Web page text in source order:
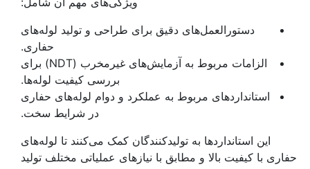
دستورالعمل‌های دقیق برای طراحی و تولید لوله‌های
حفاری.
الزامات مربوط به آزمایش‌های غیرمخرب (NDT) برای
بررسی کیفیت لوله‌ها.
استانداردهای مربوط به عملکرد و دوام لوله‌های حفاری
در شرایط سخت.
این استانداردها به تولیدکنندگان کمک می‌کنند تا لوله‌های
حفاری با کیفیت بالا و مطابق با نیازهای عملیاتی مختلف تولید